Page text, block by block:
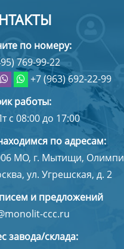
по номеру:
769-99-22
+7 (963) 692-22-99
работы:
с 08:00 до 17:00
по адресам:
МО, г. Мытищи,
ул. Угрешская, д. 2
и предложений
ccc.ru
завода/склада: